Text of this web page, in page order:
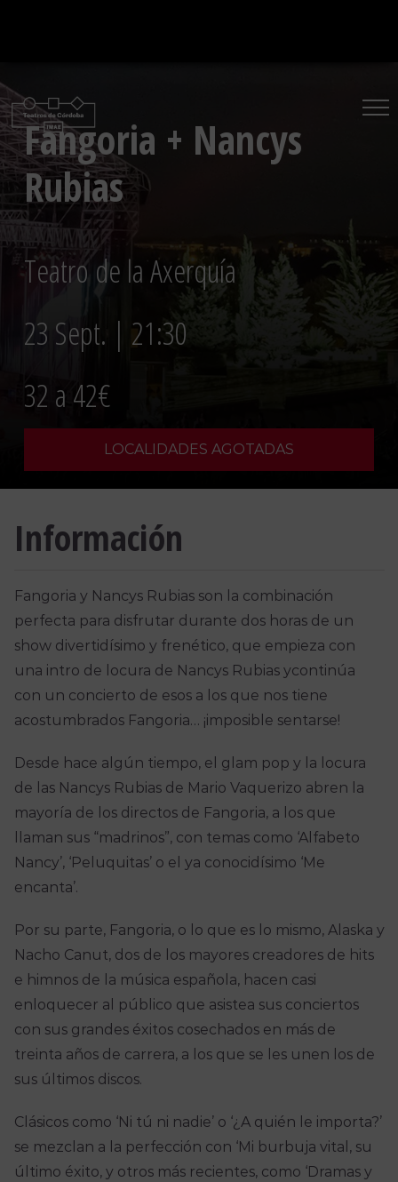
Fangoria + Nancys
Rubias
Teatro de la Axerquía
23 Sept. | 21:30
32 a 42€
LOCALIDADES AGOTADAS
Información
Fangoria y NancysRubias son la combinación
perfecta para disfrutar durante dos horasde un
showdivertidísimo y frenético, que empieza con
una intro de locura de NancysRubias ycontinúa
con un concierto de esos a los que nos tiene
acostumbrados Fangoria… ¡imposible sentarse!
Desde hace algún tiempo,el glam pop y la locura
de las NancysRubiasde Mario Vaquerizo abren la
mayoría de los directos de Fangoria, a los que
llaman sus “madrinos”, con temas como ‘Alfabeto
Nancy’, ‘Peluquitas’ o el ya conocidísimo ‘Me
encanta’.
Por su parte, Fangoria, o lo que es lo mismo, Alaska y
Nacho Canut,dos de los mayores creadores de hits
e himnos de la música española, hacen casi
enloquecer al público que asistea sus conciertos
con sus grandes éxitos cosechados en más de
treinta años de carrera, a los que se les unen los de
sus últimos discos.
Clásicoscomo ‘Ni tú ni nadie’ o ‘¿A quién le importa?’
se mezclan a la perfección con ‘Mi burbuja vital, su
último éxito, y otros más recientes, como ‘Dramas y